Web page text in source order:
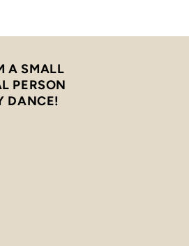
A SMALL
PERSON
DANCE!